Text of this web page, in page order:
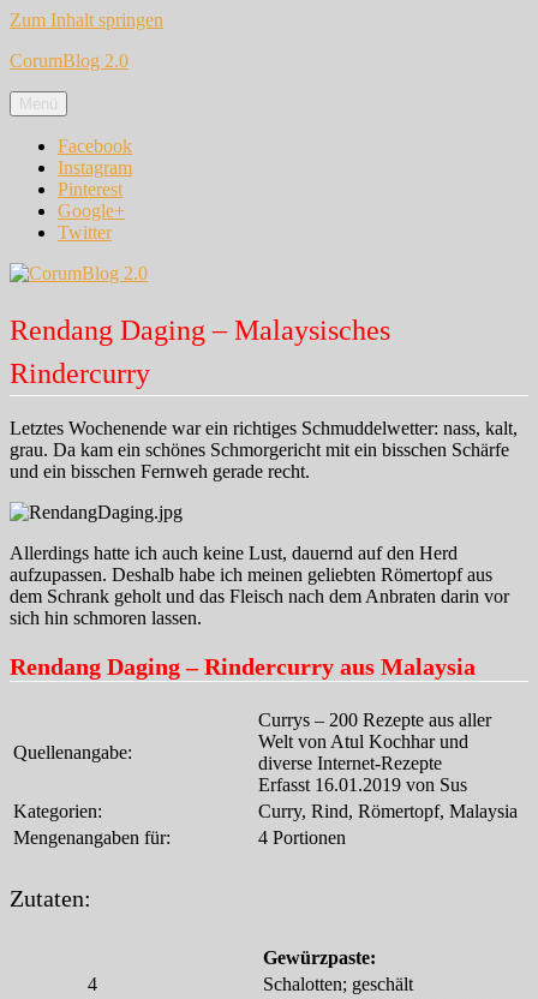
Zum Inhalt springen
CorumBlog 2.0
Menü
Facebook
Instagram
Pinterest
Google+
Twitter
Rendang Daging – Malaysisches
Rindercurry
Letztes Wochenende war ein richtiges Schmuddelwetter: nass, kalt,
grau. Da kam ein schönes Schmorgericht mit ein bisschen Schärfe
und ein bisschen Fernweh gerade recht.
Allerdings hatte ich auch keine Lust, dauernd auf den Herd
aufzupassen. Deshalb habe ich meinen geliebten Römertopf aus
dem Schrank geholt und das Fleisch nach dem Anbraten darin vor
sich hin schmoren lassen.
Rendang Daging – Rindercurry aus Malaysia
Quellenangabe:
Currys – 200 Rezepte aus aller
Welt von Atul Kochhar und
diverse Internet-Rezepte
Erfasst 16.01.2019 von Sus
Kategorien:
Curry, Rind, Römertopf, Malaysia
Mengenangaben für:
4 Portionen
Zutaten:
Gewürzpaste:
4
Schalotten; geschält